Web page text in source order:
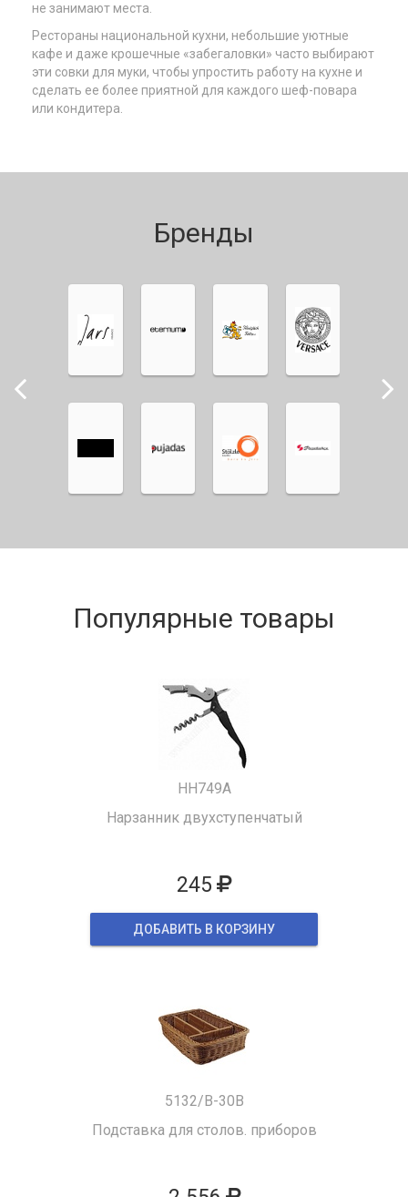
не занимают места.
Рестораны национальной кухни, небольшие уютные
кафе и даже крошечные «забегаловки» часто выбирают
эти совки для муки, чтобы упростить работу на кухне и
сделать ее более приятной для каждого шеф-повара
или кондитера.
Бренды
Популярные товары
HH749A
Нарзанник двухступенчатый
245
ДОБАВИТЬ В КОРЗИНУ
5132/B-30B
Подставка для столов. приборов